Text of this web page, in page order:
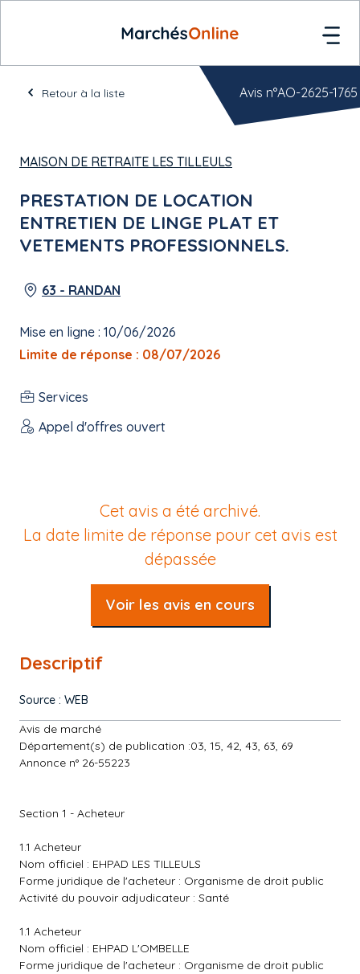
Retour à la liste
MAISON DE RETRAITE LES TILLEULS
PRESTATION DE LOCATION
ENTRETIEN DE LINGE PLAT ET
VETEMENTS PROFESSIONNELS.
63 - RANDAN
Mise en ligne : 10/06/2026
Limite de réponse : 08/07/2026
Services
Appel d'offres ouvert
Avis n°AO-2625-1765
Cet avis a été archivé.
La date limite de réponse pour cet avis est
dépassée
Voir les avis en cours
Descriptif
Source : WEB
Avis de marché
Département(s) de publication :03, 15, 42, 43, 63, 69
Annonce n° 26-55223
Section 1 - Acheteur
1.1 Acheteur
Nom officiel : EHPAD LES TILLEULS
Forme juridique de l'acheteur : Organisme de droit public
Activité du pouvoir adjudicateur : Santé
1.1 Acheteur
Nom officiel : EHPAD L'OMBELLE
Forme juridique de l'acheteur : Organisme de droit public